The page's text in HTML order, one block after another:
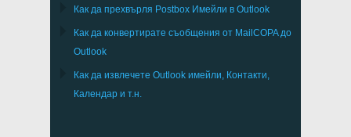
Как да прехвърля Postbox Имейли в Outlook
Как да конвертирате съобщения от MailCOPAдо
Outlook
Как да извлечете Outlook имейли, Контакти,
Календар и т.н.